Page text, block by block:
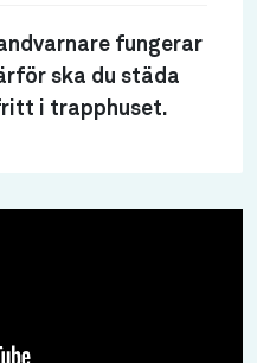
fungerar
ska du städa
i trapphuset.